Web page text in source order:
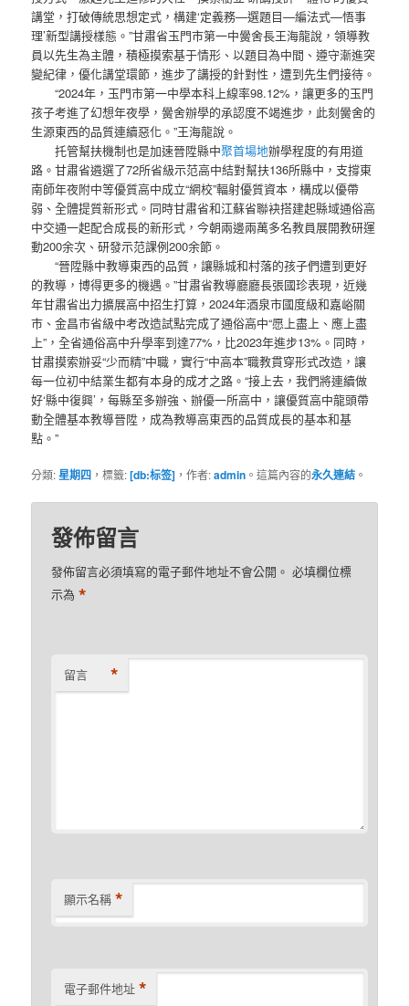
講堂，打破傳統思想定式，構建‘定義務—選題目—編法式—悟事
理’新型講授樣態。”甘肅省玉門市第一中黌舍長王海龍說，領導教
員以先生為主體，積極摸索基于情形、以題目為中間、遵守漸進突
變紀律，優化講堂環節，進步了講授的針對性，遭到先生們接待。
“2024年，玉門市第一中學本科上線率98.12%，讓更多的玉門
孩子考進了幻想年夜學，黌舍辦學的承認度不竭進步，此刻黌舍的
生源東西的品質連續惡化。”王海龍說。
托管幫扶機制也是加速晉陞縣中聚首場地辦學程度的有用道
路。甘肅省遴選了72所省級示范高中結對幫扶136所縣中，支撐東
南師年夜附中等優質高中成立“網校”輻射優質資本，構成以優帶
弱、全體提質新形式。同時甘肅省和江蘇省聯袂搭建起縣域通俗高
中交通一起配合成長的新形式，今朝兩邊兩萬多名教員展開教研運
動200余次、研發示范課例200余節。
“晉陞縣中教導東西的品質，讓縣城和村落的孩子們遭到更好
的教導，博得更多的機遇。”甘肅省教導廳廳長張國珍表現，近幾
年甘肅省出力擴展高中招生打算，2024年酒泉市國度級和嘉峪關
市、金昌市省級中考改造試點完成了通俗高中“愿上盡上、應上盡
上”，全省通俗高中升學率到達77%，比2023年進步13%。同時，
甘肅摸索辦妥“少而精”中職，實行“中高本”職教貫穿形式改造，讓
每一位初中結業生都有本身的成才之路。“接上去，我們將連續做
好‘縣中復興’，每縣至多辦強、辦優一所高中，讓優質高中龍頭帶
動全體基本教導晉陞，成為教導高東西的品質成長的基本和基
點。”
分類:星期四 ，標籤:[db:标签] ，作者:admin 。這篇內容的永久連結 。
發佈留言
發佈留言必須填寫的電子郵件地址不會公開。 必填欄位標
示為*
留言 *
顯示名稱 *
電子郵件地址 *